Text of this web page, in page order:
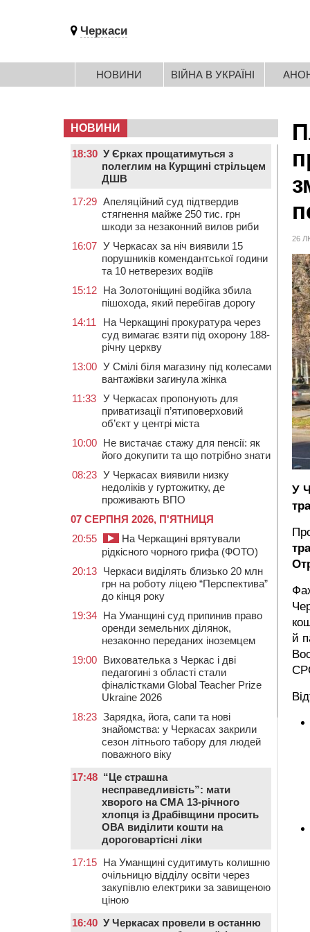
Черкаси
НОВИНИ ВІЙНА В УКРАЇНІ
26
У
й
НОВИНИ
18:30 У Єрках прощатимуться з
полеглим на Курщині стрільцем
ДШВ
17:29 Апеляційний суд підтвердив
стягнення майже 250 тис. грн
шкоди за незаконний вилов риби
16:07 У Черкасах за ніч виявили 15
порушників комендантської години
та 10 нетверезих водіїв
15:12 На Золотоніщині водійка збила
пішохода, який перебігав дорогу
14:11
На Черкащині прокуратура через
суд вимагає взяти під охорону 188-
річну церкву
13:00 У Смілі біля магазину під колесами
вантажівки загинула жінка
11:33 У Черкасах пропонують для
приватизації п’ятиповерховий
об’єкт у центрі міста
10:00 Не вистачає стажу для пенсії: як
його докупити та що потрібно знати
08:23 У Черкасах виявили низку
недоліків у гуртожитку, де
проживають ВПО
07 СЕРПНЯ 2026, П'ЯТНИЦЯ
20:55
На Черкащині врятували
рідкісного чорного грифа (ФОТО)
20:13 Черкаси виділять близько 20 млн
грн на роботу ліцею “Перспектива”
до кінця року
19:34 На Уманщині суд припинив право
оренди земельних ділянок,
незаконно переданих іноземцем
19:00 Вихователька з Черкас і дві
педагогині з області стали
фіналістками Global Teacher Prize
Ukraine 2026
18:23 Зарядка, йога, сапи та нові
знайомства: у Черкасах закрили
сезон літнього табору для людей
поважного віку
17:48 “Це страшна
несправедливість”: мати
хворого на СМА 13-річного
хлопця із Драбівщини просить
ОВА виділити кошти на
дороговартісні ліки
17:15 На Уманщині судитимуть колишню
очільницю відділу освіти через
закупівлю електрики за завищеною
ціною
16:40 У Черкасах провели в останню